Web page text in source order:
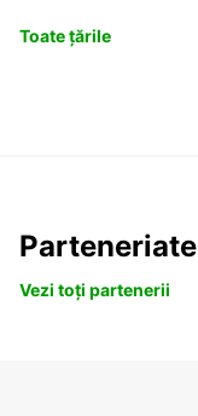
Toate țările
Parteneriate
Vezi toți partenerii